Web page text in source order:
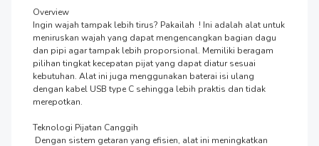
Overview
Ingin wajah tampak lebih tirus? Pakailah  ! Ini adalah alat untuk
meniruskan wajah yang dapat mengencangkan bagian dagu
dan pipi agar tampak lebih proporsional. Memiliki beragam
pilihan tingkat kecepatan pijat yang dapat diatur sesuai
kebutuhan. Alat ini juga menggunakan baterai isi ulang
dengan kabel USB type C sehingga lebih praktis dan tidak
merepotkan.
Teknologi Pijatan Canggih